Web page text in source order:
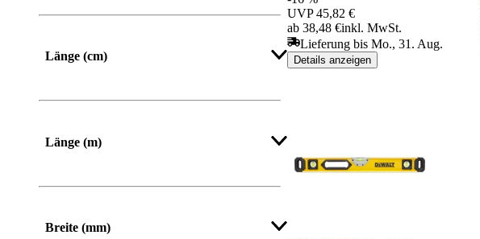
Von Bis
Länge (cm)
Länge (m)
Breite (mm)
UVP 45,82 €
ab 38,48 €inkl. MwSt.
Lieferung bis Mo., 31. Aug.
Details anzeigen